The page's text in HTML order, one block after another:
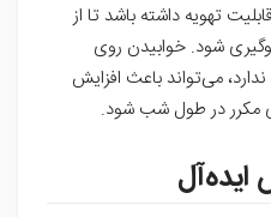
تهویه داشته باشد تا از
شود. خوابیدن روی
می‌تواند باعث افزایش
مکرر در طول شب شود.